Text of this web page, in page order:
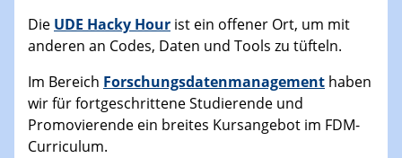
Die UDE Hacky Hour ist ein offener Ort, um mit
anderen an Codes, Daten und Tools zu tüfteln.
Im Bereich Forschungsdatenmanagement haben
wir für fortgeschrittene Studierende und
Promovierende ein breites Kursangebot im FDM-
Curriculum.